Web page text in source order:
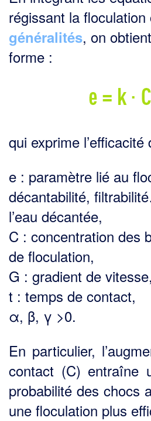
régissant la
généralités, on
forme :
qui exprime
e : paramètre lié au
décantabilité,
l’eau décantée,
C : concentration des
de floculation,
G : gradient de vitesse,
t : temps de contact,
α, β, γ >0.
En particulier,
contact (C) entraîne
probabilité des chocs
une floculation plus